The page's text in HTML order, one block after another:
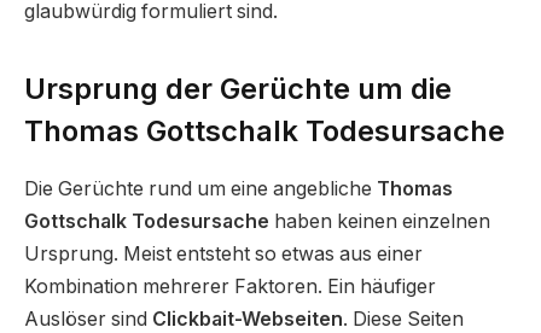
glaubwürdig formuliert sind.
Ursprung der Gerüchte um die
Thomas Gottschalk Todesursache
Die Gerüchte rund um eine angebliche Thomas
Gottschalk Todesursache haben keinen einzelnen
Ursprung. Meist entsteht so etwas aus einer
Kombination mehrerer Faktoren. Ein häufiger
Auslöser sind Clickbait-Webseiten. Diese Seiten